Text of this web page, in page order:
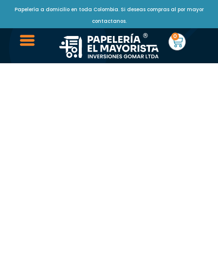
Papelería a domicilio en toda Colombia. Si deseas compras al por mayor
contactanos.
0